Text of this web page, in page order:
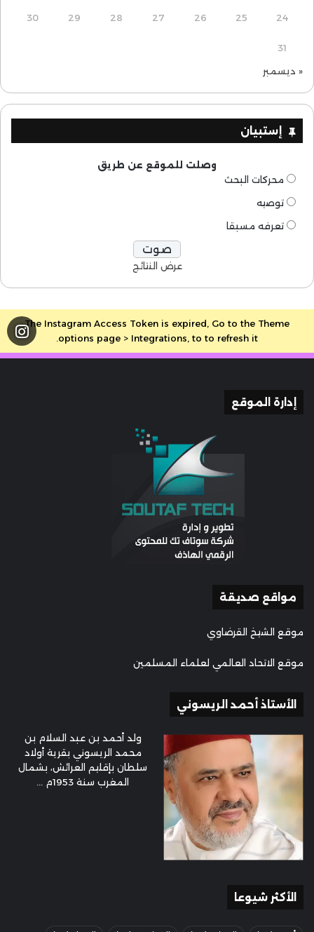
24
25
26
27
28
29
30
31
« ديسمبر
إستبيان
وصلت للموقع عن طريق
محركات البحث
توصيه
تعرفه مسبقا
عرض النتائج
The Instagram Access Token is expired, Go to the Theme
options page > Integrations, to to refresh it.
إدارة الموقع
مواقع صديقة
موقع الشيخ القرضاوي
موقع الاتحاد العالمي لعلماء المسلمين
الأستاذ أحمد الريسوني
ولد أحمد بن عبد السلام بن
محمد الريسوني بقرية أولاد
سلطان بإقليم العرائش، بشمال
المغرب سنة 1953م ...
الأكثر شيوعا